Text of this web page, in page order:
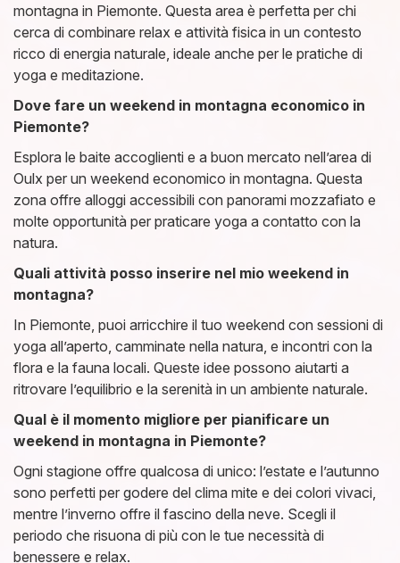
montagna in Piemonte. Questa area è perfetta per chi
cerca di combinare relax e attività fisica in un contesto
ricco di energia naturale, ideale anche per le pratiche di
yoga e meditazione.
Dove fare un weekend in montagna economico in
Piemonte?
Esplora le baite accoglienti e a buon mercato nell’area di
Oulx per un weekend economico in montagna. Questa
zona offre alloggi accessibili con panorami mozzafiato e
molte opportunità per praticare yoga a contatto con la
natura.
Quali attività posso inserire nel mio weekend in
montagna?
In Piemonte, puoi arricchire il tuo weekend con sessioni di
yoga all’aperto, camminate nella natura, e incontri con la
flora e la fauna locali. Queste idee possono aiutarti a
ritrovare l’equilibrio e la serenità in un ambiente naturale.
Qual è il momento migliore per pianificare un
weekend in montagna in Piemonte?
Ogni stagione offre qualcosa di unico: l’estate e l’autunno
sono perfetti per godere del clima mite e dei colori vivaci,
mentre l’inverno offre il fascino della neve. Scegli il
periodo che risuona di più con le tue necessità di
benessere e relax.